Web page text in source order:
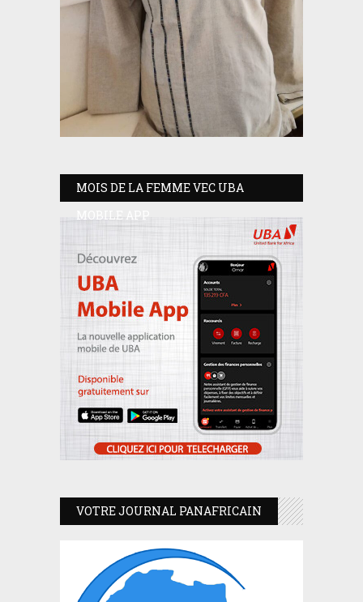
MOIS DE LA FEMME VEC UBA
MOBILE APP
VOTRE JOURNAL PANAFRICAIN